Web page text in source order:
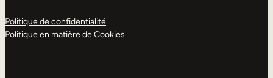
Politique de confidentialité
Politique en matière de Cookies